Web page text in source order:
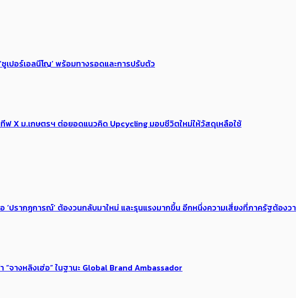
เปอร์เอลนีโญ’ พร้อมทางรอดและการปรับตัว
ทีฟ X ม.เกษตรฯ ต่อยอดแนวคิด Upcycling มอบชีวิตใหม่ให้วัสดุเหลือใช้
‘ปรากฏการณ์’ ​ต้อง​วนกลับมาใหม่ และรุนแรงมากขึ้น อีกหนึ่งความเสี่ยงที่ภาครัฐต้อง
จางหลิงเฮ่อ” ในฐานะ Global Brand Ambassador